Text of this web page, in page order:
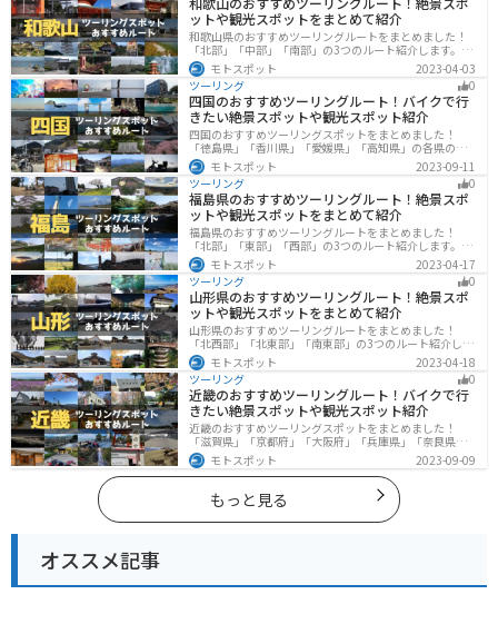
ットや観光スポットをまとめて紹介
和歌山県のおすすめツーリングルートをまとめました！
「北部」「中部」「南部」の3つのルート紹介します。海
と山に囲まれた自然豊かなエリアが広がり、様々な楽し
み方ができます。バイクで和歌山県にツーリングに行く
際は参考にしてください。
モトスポット
2023-04-03
ツーリング
0
四国のおすすめツーリングルート！バイクで行
きたい絶景スポットや観光スポット紹介
四国のおすすめツーリングスポットをまとめました！
「徳島県」「香川県」「愛媛県」「高知県」の各県の観
光地紹介します。自然豊かな山々や湖、温泉地が点在
し、四季折々の景色を楽しめるスポットが多数ありま
す。バイクで四国にツーリングに行く際は参考にしてく
ださい。
モトスポット
2023-09-11
ツーリング
0
福島県のおすすめツーリングルート！絶景スポ
ットや観光スポットをまとめて紹介
福島県のおすすめツーリングルートをまとめました！
「北部」「東部」「西部」の3つのルート紹介します。内
陸部には山々が連なり、海岸線は太平洋に面してるので
観光スポットが多数あります。バイクで福島県にツーリ
ングに行く際は参考にしてください。
モトスポット
2023-04-17
ツーリング
0
山形県のおすすめツーリングルート！絶景スポ
ットや観光スポットをまとめて紹介
山形県のおすすめツーリングルートをまとめました！
「北西部」「北東部」「南東部」の3つのルート紹介しま
す。豊かな自然と歴史的な観光スポット、山と海どちら
も堪能できるスポットが多数あります。バイクで山形県
にツーリングに行く際は参考にしてください。
モトスポット
2023-04-18
ツーリング
0
近畿のおすすめツーリングルート！バイクで行
きたい絶景スポットや観光スポット紹介
近畿のおすすめツーリングスポットをまとめました！
「滋賀県」「京都府」「大阪府」「兵庫県」「奈良県」
「和歌山」の各県の観光地紹介します。自然豊かな山々
や湖、温泉地が点在し、四季折々の景色を楽しめるスポ
ットが多数あります。バイクで近畿にツーリングに行く
際は参考にしてください。
モトスポット 2023-09-09
もっと見る
オススメ記事